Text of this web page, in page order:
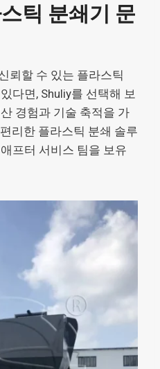
틱 분쇄기 문
뢰할 수 있는 플라스틱
다면, Shuliy를 선택해 보
경험과 기술 축적을 가
리한 플라스틱 분쇄 솔루
프터 서비스 팀을 보유